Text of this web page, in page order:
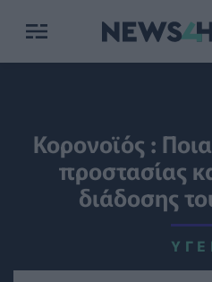
Κορονοϊός :
προστασίας
διάδοσης